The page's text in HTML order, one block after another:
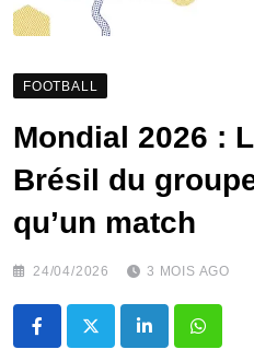
FOOTBALL
Mondial 2026 :
Brésil du
qu’un match
24/04/2026 3 MOIS AGO
LinkedIn